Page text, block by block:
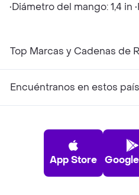
•Diámetro del mango: 1,4 in
Top Marcas y Cadenas de
Encuéntranos en estos
App Store